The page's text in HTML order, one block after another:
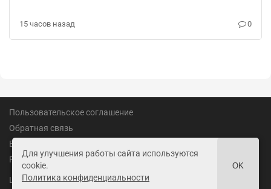
15 часов назад 0
Для улучшения работы сайта используются
cookie.
Политика конфиденциальности
OK
Пользовательское соглашение
Обратная связь
Вакансии
Реклама
LandofGames.ru©2026 18+